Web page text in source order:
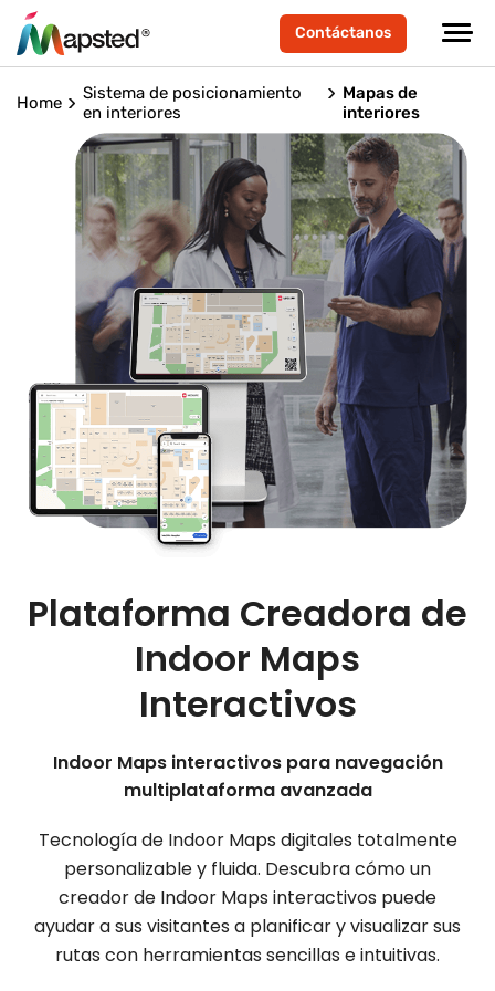
Contáctanos
Home
Sistema de posicionamiento
en interiores
Mapas de
interiores
Plataforma Creadora de
Indoor Maps
Interactivos
Indoor Maps interactivos para navegación
multiplataforma avanzada
Tecnología de Indoor Maps digitales totalmente
personalizable y fluida. Descubra cómo un
creador de Indoor Maps interactivos puede
ayudar a sus visitantes a planificar y visualizar sus
rutas con herramientas sencillas e intuitivas.